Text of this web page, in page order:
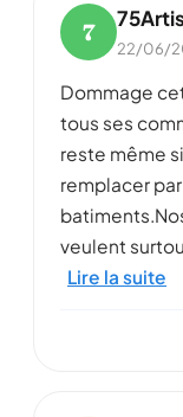
7
22/06/
Dommage
tous ses
reste même
remplacer
veulent
Lire la suite